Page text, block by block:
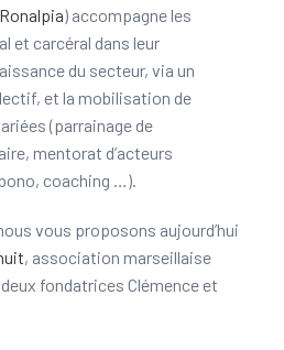
Ronalpia) accompagne les
et carcéral dans leur
du secteur, via un
et la mobilisation de
(parrainage de
mentorat d’acteurs
coaching …).
vous proposons aujourd’hui
, association marseillaise
fondatrices Clémence et